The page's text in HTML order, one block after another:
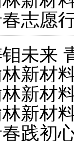
组织
志愿
实
未来
升行
新材
行 合
新材
儿童
新材
践初